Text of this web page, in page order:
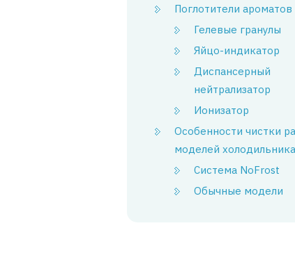
Поглотители ароматов
Гелевые гранулы
Яйцо-индикатор
Диспансерный
нейтрализатор
Ионизатор
Особенности чистки
моделей холодильника
Система NoFrost
Обычные модели